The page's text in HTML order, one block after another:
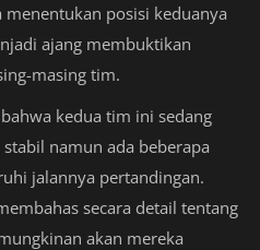
posisi keduanya
ajang membuktikan
masing tim.
kedua tim ini sedang
namun ada beberapa
jalannya pertandingan.
secara detail tentang
akan mereka